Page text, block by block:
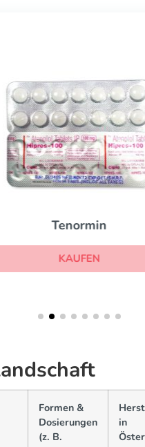
Tenormin
KAUFEN
Formen &
Dosierungen
(z. B.
in